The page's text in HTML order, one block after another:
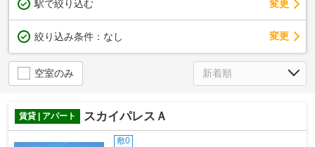
駅で絞り込む 変更
絞り込み条件： なし 変更
空室のみ
賃貸 | アパート スカイパレスＡ
敷0